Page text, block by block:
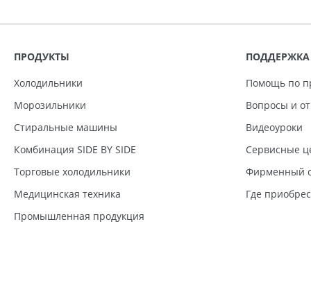
ПРОДУКТЫ
Холодильники
Морозильники
Стиральные машины
Комбинация SIDE BY SIDE
Торговые холодильники
Медицинская техника
Промышленная продукция
ПОДДЕРЖКА
Помощь по
Вопросы и
Видеоуроки
Сервисные
Фирменный
Где